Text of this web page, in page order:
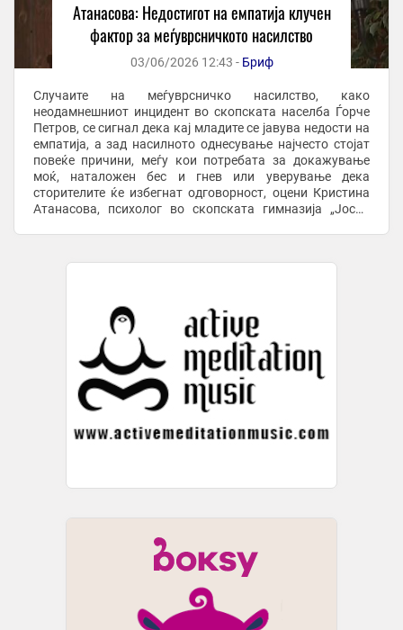
Атанасова: Недостигот на емпатија клучен
фактор за меѓуврсничкото насилство
03/06/2026 12:43 - Бриф
Случаите на меѓуврсничко насилство, како
неодамнешниот инцидент во скопската населба Ѓорче
Петров, се сигнал дека кај младите се јавува недости на
емпатија, а зад насилното однесување најчесто стојат
повеќе причини, меѓу кои потребата за докажување
моќ, наталожен бес и гнев или уверување дека
сторителите ќе избегнат одговорност, оцени Кристина
Атанасова, психолог во скопската гимназија „Јосип